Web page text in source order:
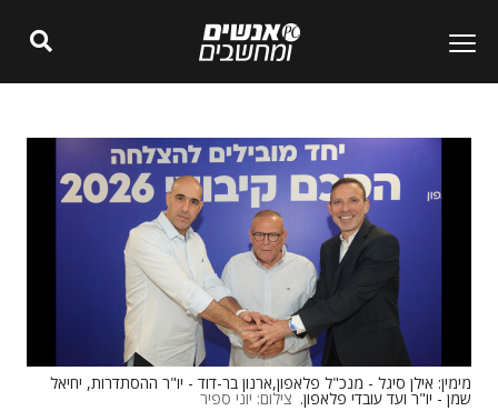
מימין: אילן סיגל - מנכ"ל פלאפון,ארנון בר-דוד - יו"ר ההסתדרות, יחיאל
שמן - יו"ר ועד עובדי פלאפון. צילום: יוני ספיר